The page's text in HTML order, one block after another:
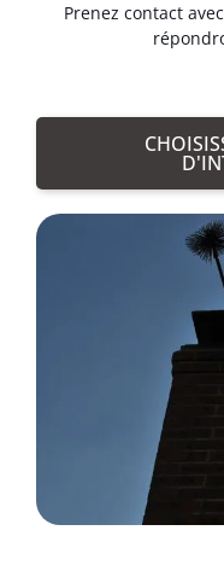
Prenez contact